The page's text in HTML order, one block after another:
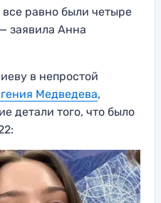
равно были четыре
заявила Анна
в непростой
Медведева,
детали того, что было